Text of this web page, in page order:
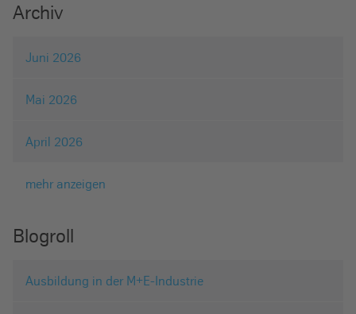
Archiv
Juni 2026
Mai 2026
April 2026
mehr anzeigen
Blogroll
Ausbildung in der M+E-Industrie